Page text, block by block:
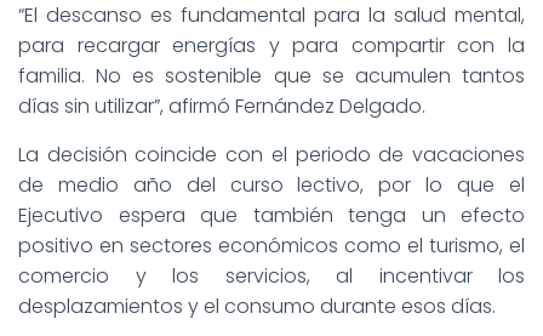
“El descanso es fundamental para la salud mental,
para recargar energías y para compartir con la
familia. No es sostenible que se acumulen tantos
días sin utilizar”, afirmó Fernández Delgado.
La decisión coincide con el periodo de vacaciones
de medio año del curso lectivo, por lo que el
Ejecutivo espera que también tenga un efecto
positivo en sectores económicos como el turismo, el
comercio y los servicios, al incentivar los
desplazamientos y el consumo durante esos días.